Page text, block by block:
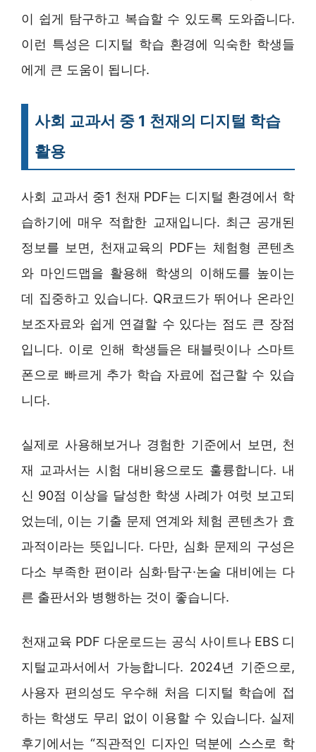
이 쉽게 탐구하고 복습할 수 있도록 도와줍니다.
이런 특성은 디지털 학습 환경에 익숙한 학생들
에게 큰 도움이 됩니다.
사회 교과서 중 1 천재의 디지털 학습
활용
사회 교과서 중1 천재 PDF는 디지털 환경에서 학
습하기에 매우 적합한 교재입니다. 최근 공개된
정보를 보면, 천재교육의 PDF는 체험형 콘텐츠
와 마인드맵을 활용해 학생의 이해도를 높이는
데 집중하고 있습니다. QR코드가 뛰어나 온라인
보조자료와 쉽게 연결할 수 있다는 점도 큰 장점
입니다. 이로 인해 학생들은 태블릿이나 스마트
폰으로 빠르게 추가 학습 자료에 접근할 수 있습
니다.
실제로 사용해보거나 경험한 기준에서 보면, 천
재 교과서는 시험 대비용으로도 훌륭합니다. 내
신 90점 이상을 달성한 학생 사례가 여럿 보고되
었는데, 이는 기출 문제 연계와 체험 콘텐츠가 효
과적이라는 뜻입니다. 다만, 심화 문제의 구성은
다소 부족한 편이라 심화·탐구·논술 대비에는 다
른 출판서와 병행하는 것이 좋습니다.
천재교육 PDF 다운로드는 공식 사이트나 EBS 디
지털교과서에서 가능합니다. 2024년 기준으로,
사용자 편의성도 우수해 처음 디지털 학습에 접
하는 학생도 무리 없이 이용할 수 있습니다. 실제
후기에서는 “직관적인 디자인 덕분에 스스로 학